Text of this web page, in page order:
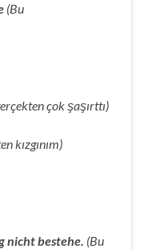
(Bu
çok şaşırttı)
kızgınım)
nicht bestehe. (Bu